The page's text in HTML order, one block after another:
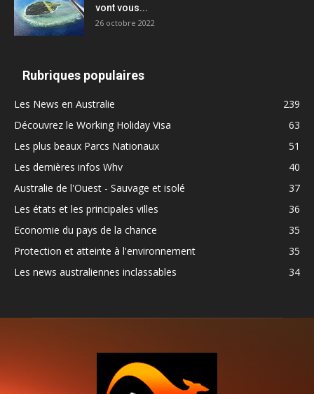
vont vous...
26 octobre 2022
Rubriques populaires
Les News en Australie
239
Découvrez le Working Holiday Visa
63
Les plus beaux Parcs Nationaux
51
Les dernières infos Whv
40
Australie de l'Ouest - Sauvage et isolé
37
Les états et les principales villes
36
Economie du pays de la chance
35
Protection et atteinte à l'environnement
35
Les news australiennes inclassables
34